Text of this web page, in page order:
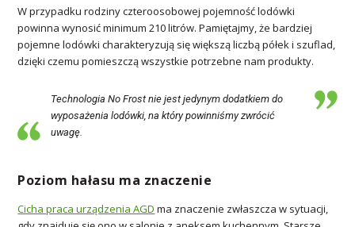
W przypadku rodziny czteroosobowej pojemność lodówki
powinna wynosić minimum 210 litrów. Pamiętajmy, że bardziej
pojemne lodówki charakteryzują się większą liczbą półek i szuflad,
dzięki czemu pomieszczą wszystkie potrzebne nam produkty.
Technologia No Frost nie jest jedynym dodatkiem do
wyposażenia lodówki, na który powinniśmy zwrócić
uwagę.
Poziom hałasu ma znaczenie
Cicha praca urządzenia AGD ma znaczenie zwłaszcza w sytuacji,